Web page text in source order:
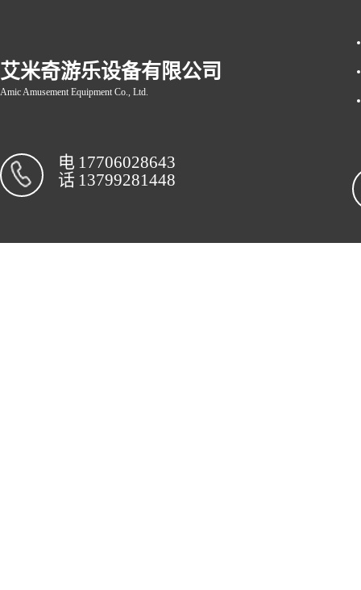
艾米奇游乐设备有限公司
Amic Amusement Equipment Co., Ltd.
电
话
17706028643
13799281448